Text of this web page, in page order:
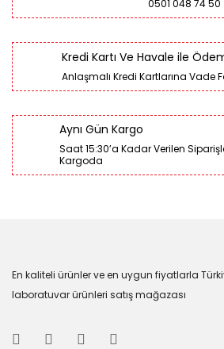
0501 048 74 50
Kredi Kartı Ve Havale ile
Anlaşmalı Kredi Kartlarına Vade
Aynı Gün Kargo
Saat 15:30’a Kadar Verilen
Kargoda
En kaliteli ürünler ve en uygun fiyatlarla
laboratuvar ürünleri satış mağazası